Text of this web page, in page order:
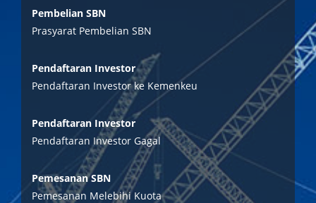
Pembelian SBN
Prasyarat Pembelian SBN
Pendaftaran Investor
Pendaftaran Investor ke Kemenkeu
Pendaftaran Investor
Pendaftaran Investor Gagal
Pemesanan SBN
Pemesanan Melebihi Kuota